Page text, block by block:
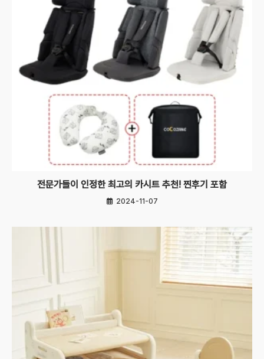
전문가들이 인정한 최고의 카시트 추천! 찐후기 포함
2024-11-07